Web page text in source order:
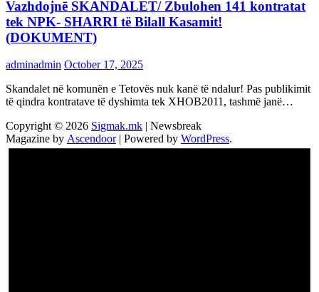
Vazhdojnē SKANDALET/ Zbulohen 141 kontratat
tek NPK- SHARRI të Bilall Kasamit!
(DOKUMENT)
adminadmin October 17, 2025
Skandalet në komunën e Tetovës nuk kanë të ndalur! Pas publikimit
të qindra kontratave të dyshimta tek XHOB2011, tashmë janë…
Copyright © 2026 Sigmak.mk | Newsbreak
Magazine by Ascendoor| Powered by WordPress.